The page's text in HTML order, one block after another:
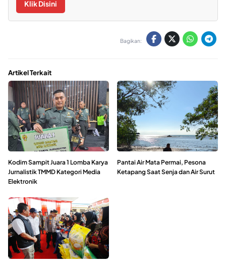
Klik Disini
Bagikan:
Artikel Terkait
Kodim Sampit Juara 1 Lomba Karya
Jurnalistik TMMD Kategori Media
Elektronik
Pantai Air Mata Permai, Pesona
Ketapang Saat Senja dan Air Surut